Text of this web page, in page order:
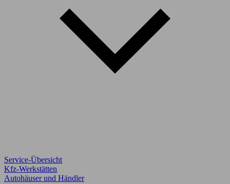
Service-Übersicht
Kfz-Werkstätten
Autohäuser und Händler